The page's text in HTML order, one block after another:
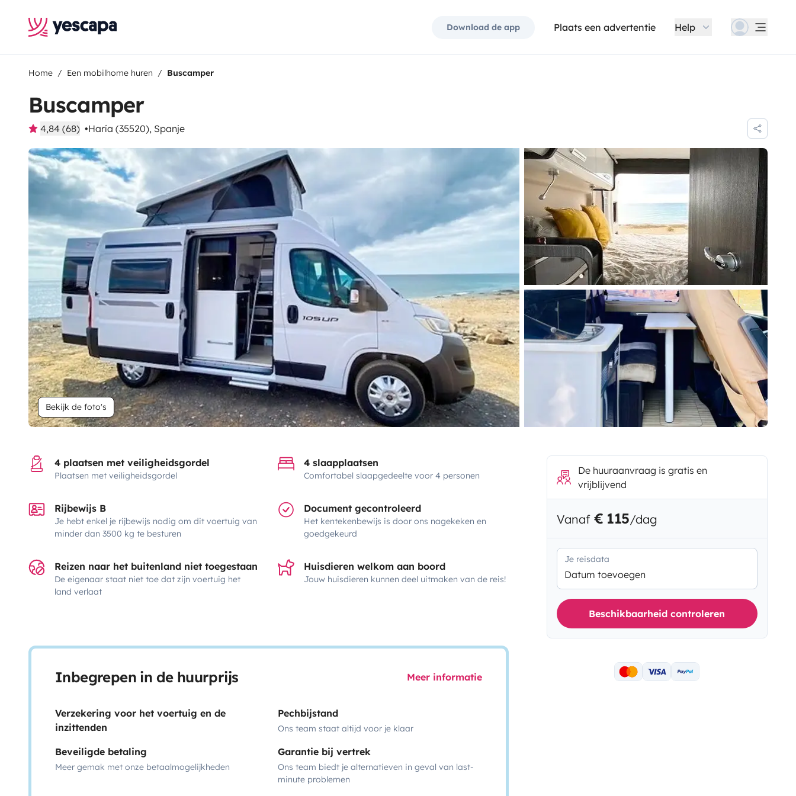
Download de app Plaats een advertentie Help
Home Een mobilhome huren Buscamper
Buscamper
4,84 (68) Haría (35520), Spanje
Bekijk de foto's
4 plaatsen met veiligheidsgordel
Plaatsen met veiligheidsgordel
4 slaapplaatsen
Comfortabel slaapgedeelte voor 4 personen
Rijbewijs B
Je hebt enkel je rijbewijs nodig om dit voertuig van
minder dan 3500 kg te besturen
Document gecontroleerd
Het kentekenbewijs is door ons nagekeken en
goedgekeurd
Reizen naar het buitenland niet toegestaan
De eigenaar staat niet toe dat zijn voertuig het
land verlaat
Huisdieren welkom aan boord
Jouw huisdieren kunnen deel uitmaken van de reis!
Inbegrepen in de huurprijs Meer informatie
Verzekering voor het voertuig en de
inzittenden
Pechbijstand
Ons team staat altijd voor je klaar
Beveiligde betaling
Meer gemak met onze betaalmogelijkheden
Garantie bij vertrek
Ons team biedt je alternatieven in geval van last-
minute problemen
De huuraanvraag is gratis en
vrijblijvend
Vanaf € 115/dag
Je reisdata
Datum toevoegen
Beschikbaarheid controleren